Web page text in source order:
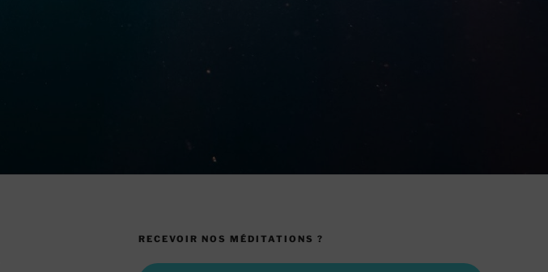
RECEVOIR NOS MÉDITATIONS ?